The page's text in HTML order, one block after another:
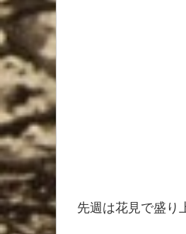
先週は花見で盛り